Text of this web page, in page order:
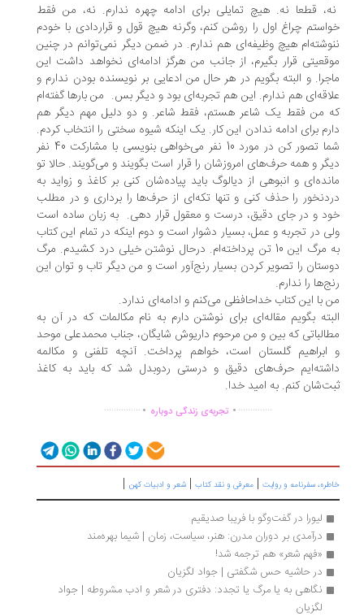
قطعا نه. هیچ تمایلی برای ادامه چهره ندارم. نه، من فقط
چراغ اول را روشن کنم، وگرنه هیچ قول و قراردادی با خودم
هیچ وظیفه‌ای هم ندارم. در ضمن دیگر نمی‌توانم در چنین
قرار بگیرم، از جانب من هرگز ادامه‌ای نخواهد داشت این
و البته بگویم در هر حال من ادعایی بر نویسنده بودن ندارم و
هم ندارم. این هم تجربه‌ای بود و دیگر بس. من بارها گفته‌ام
من فقط یک شاعر هستم، فقط شاعر. و دو دلیل مهم دیگر هم
برای ادامه ندادن این کار. یک اینکه شیوه سختی را انتخاب کردم.
شما تصور کن در مورد 10 نفر می‌خواهی بنویسی با مشارکت 40 نفر
و همه حرف‌های امروزشان را قرار است بگویند و می‌گویند. حالا تو
و انبوهی از دیالوگ باید پیاده‌شان کنی بر کاغذ و زواید به
را حذف کنی و تنها تکه‌ای از حرف‌ها را‌ برداری و در مطلب
و در جای دقیق، درست و معقول قرار دهی. به زبان ساده است
در تجربه و عمل، بسیار دشوار است و دوم اینکه در تمام این کتاب
به مرگ این 10 تن پرداخته‌ام. درحال نوشتن خیلی درد کشیدم. مرگ
را تصویر کردن بسیار رنج‌آور است و من دیگر تاب و توان این
را ندارم.
با این کتاب خداحافظی می‌کنم و ادامه‌ای ندارد.
بگویم مقاله‌ای برای نوشتن دارم به نام مکالمات که در آن به
که بین و من مرحوم داریوش شایگان، جناب محمدعلی موحد
گلستان است، خواهم پرداخت. آنچه تلفنی و مکالمه
حرف‌های دقیق و درستی ردوبدل شد که باید به کاغذ
کنم. به امید خدا.
................تجربه‌ی زندگی دوباره ...............
سفرنامه‌ و روایت|معرفی و نقد کتاب|شعر و ادبیات کهن|
لیورا در گفت‌وگو با فریبا صدیقیم
درآمدی بر دوران مدرن: هنر، سیاست، زمان | شیما بهره‌مند
«فهم شعر» هم ترجمه شد!
در حاشیه حس شگفتی | جواد لگزیان